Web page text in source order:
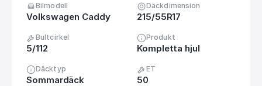
Bilmodell
Volkswagen Caddy
Däckdimension
215/55R17
Bultcirkel
5/112
Produkt
Kompletta hjul
Däcktyp
Sommardäck
ET
50